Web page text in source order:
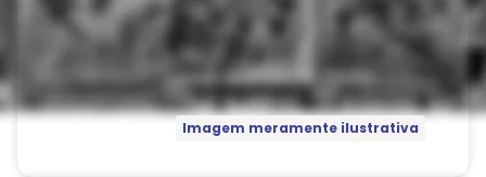
Imagem meramente ilustrativa